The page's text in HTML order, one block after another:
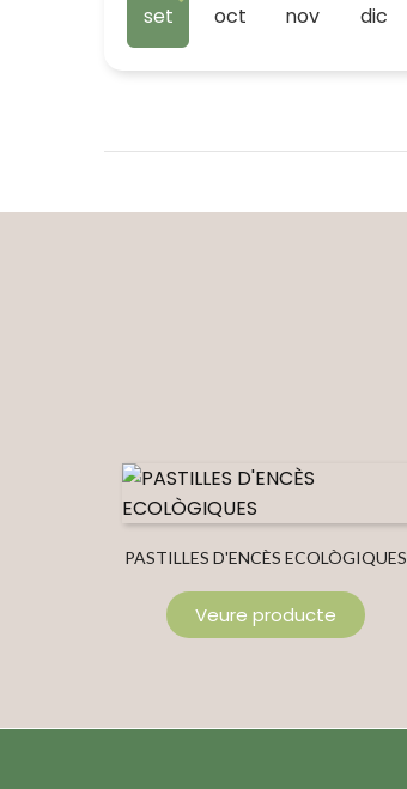
set oct nov dic
PASTILLES D'ENCÈS ECOLÒGIQUES
Veure producte